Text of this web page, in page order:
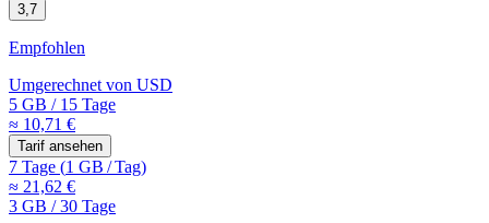
3,7
Empfohlen
Umgerechnet von USD
5 GB /15 Tage
≈ 10,71 €
Tarif ansehen
7 Tage (1 GB /Tag)
≈ 21,62 €
3 GB /30 Tage